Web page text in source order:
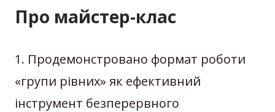
Про майстер-клас
1. Продемонстровано формат роботи
«групи рівних» як ефективний
інструмент безперервного